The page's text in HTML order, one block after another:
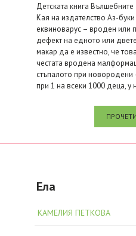
Детската книга
Кая на издателство Аз-
еквиноварус – вроден или
дефект на едното или
макар да е известно, че
честата вродена
стъпалото при новородени
при 1 на всеки 1000 деца, у
Ела
КАМЕЛИЯ ПЕТКОВА